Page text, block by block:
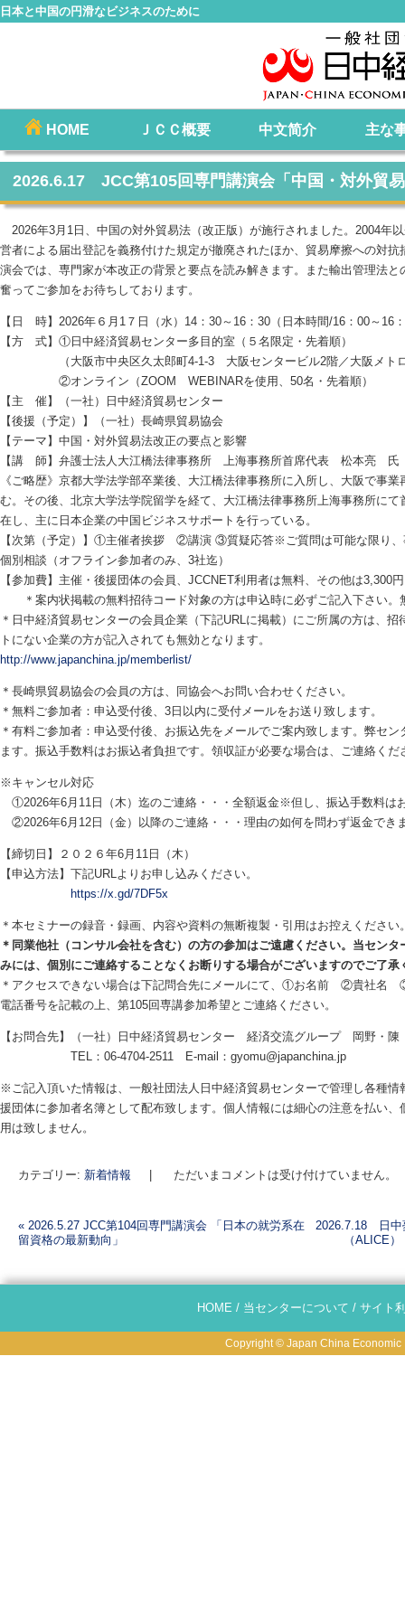
日本と中国の円滑なビジネスのために
メインメニュー
移
動
HOME ＪＣＣ概要 中文简介 主な
2026.6.17 JCC第105回専門講演会「中国・対外貿
2026年3月1日、中国の対外貿易法（改正版）が施行されました。2004年
営者による届出登記を義務付けた規定が撤廃されたほか、貿易摩擦への対
演会では、専門家が本改正の背景と要点を読み解きます。また輸出管理法
奮ってご参加をお待ちしております。
【日 時】2026年６月1７日（水）14：30～16：30（日本時間/16：00～16
【方 式】①日中経済貿易センター多目的室（５名限定・先着順）
（大阪市中央区久太郎町4-1-3 大阪センタービル2階／大阪メトロ
②オンライン（ZOOM WEBINARを使用、50名・先着順）
【主 催】（一社）日中経済貿易センター
【後援（予定）】（一社）長崎県貿易協会
【テーマ】中国・対外貿易法改正の要点と影響
【講 師】弁護士法人大江橋法律事務所 上海事務所首席代表 松本亮 氏
《ご略歴》京都大学法学部卒業後、大江橋法律事務所に入所し、大阪で事
む。その後、北京大学法学院留学を経て、大江橋法律事務所上海事務所に
在し、主に日本企業の中国ビジネスサポートを行っている。
【次第（予定）】①主催者挨拶 ②講演 ③質疑応答※ご質問は可能な限り
個別相談（オフライン参加者のみ、3社迄）
【参加費】主催・後援団体の会員、JCCNET利用者は無料、その他は3,300
＊案内状掲載の無料招待コード対象の方は申込時に必ずご記入下さい。
＊日中経済貿易センターの会員企業（下記URLに掲載）にご所属の方は、
トにない企業の方が記入されても無効となります。
http://www.japanchina.jp/memberlist/
＊長崎県貿易協会の会員の方は、同協会へお問い合わせください。
＊無料ご参加者：申込受付後、3日以内に受付メールをお送り致します。
＊有料ご参加者：申込受付後、お振込先をメールでご案内致します。弊セ
ます。振込手数料はお振込者負担です。領収証が必要な場合は、ご連絡くだ
※キャンセル対応
①2026年6月11日（木）迄のご連絡・・・全額返金※但し、振込手数料は
②2026年6月12日（金）以降のご連絡・・・理由の如何を問わず返金でき
【締切日】２０２６年6月11日（木
【申込方法】下記URLよりお申し込みください。
https://x.gd/7DF5x
＊本セミナーの録音・録画、内容や資料の無断複製・引用はお控えください
＊同業他社（コンサル会社を含む）の方の参加はご遠慮ください。当セン
みには、個別にご連絡することなくお断りする場合がございますのでご了承
＊アクセスできない場合は下記問合先にメールにて、①お名前 ②貴社
電話番号を記載の上、第105回専講参加希望とご連絡ください。
【お問合先】（一社）日中経済貿易センター 経済交流グループ 岡野・陳
TEL：06-4704-2511 E-mail：gyomu@japanchina.jp
※ご記入頂いた情報は、一般社団法人日中経済貿易センターで管理し各種
援団体に参加者名簿として配布致します。個人情報には細心の注意を払い
用は致しません。
カテゴリー: 新着情報 ただいまコメントは受け付けていません。
投稿ナビゲーション
« 2026.5.27 JCC第104回専門講演会 「日本の就労系在
留資格の最新動向」
2026.7.18 日中
（ALICE
HOME / 当センターについて / サイト
Copyright © Japan China